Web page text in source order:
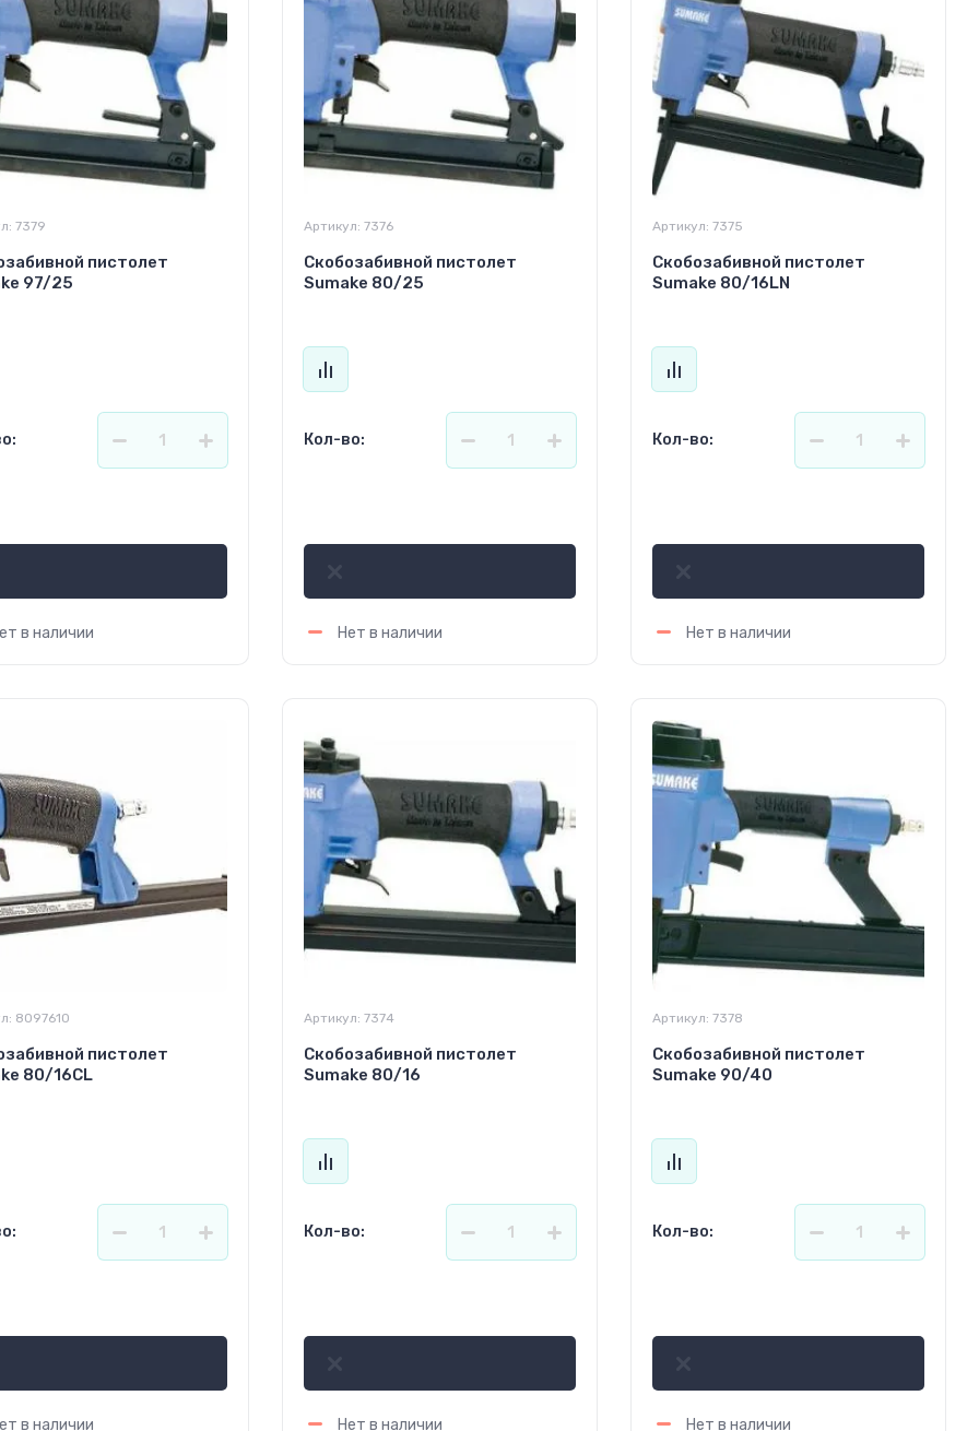
7379
пистолет
97/25
в наличии
Артикул: 7376
Скобозабивной пистолет
Sumake 80/25
Кол-во:
Нет в наличии
Артикул: 7375
Скобозабивной пистолет
Sumake 80/16LN
Кол-во:
Нет в наличии
8097610
пистолет
80/16CL
в наличии
Артикул: 7374
Скобозабивной пистолет
Sumake 80/16
Кол-во:
Нет в наличии
Артикул: 7378
Скобозабивной пистолет
Sumake 90/40
Кол-во:
Нет в наличии